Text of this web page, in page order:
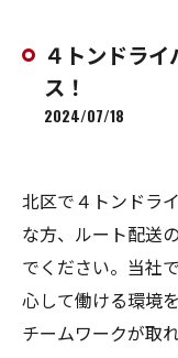
４トンドラ
ス！
2024/07/18
北区で４トンドラ
な方、ルート配送
でください。当社
心して働ける環境
チームワークが取